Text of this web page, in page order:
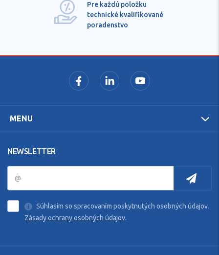
Pre každú položku
technické kvalifikované
poradenstvo
MENU
NEWSLETTER
Súhlasím so spracovaním poskytnutých osobných údajov.
Zásady ochrany osobných údajov.